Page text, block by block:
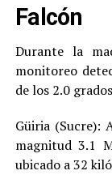
Falcón
Durante la
monitoreo
de los 2.0
Güiria (Sucre):
magnitud 3.1
ubicado a 32